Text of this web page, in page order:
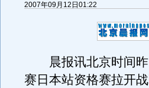
2007年09月12日01:22
晨报讯北京时间昨
赛日本站资格赛拉开